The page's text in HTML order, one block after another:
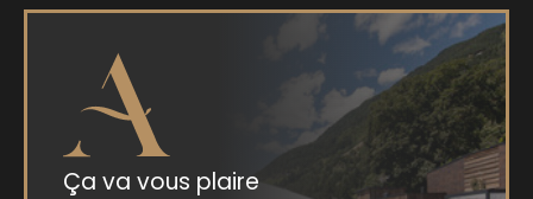
Ça va vous plaire